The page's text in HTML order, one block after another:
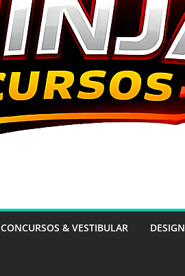
CONCURSOS & VESTIBULAR DESIGN